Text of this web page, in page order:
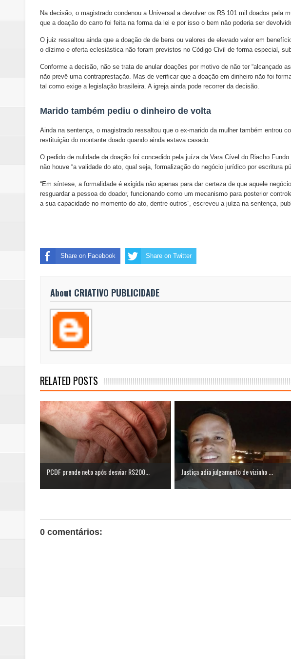
Na decisão, o magistrado condenou a Universal a devolver os R$ 101 mil doados pela
que a doação do carro foi feita na forma da lei e por isso o bem não poderia ser
O juiz ressaltou ainda que a doação de de bens ou valores de elevado valor em
o dízimo e oferta eclesiástica não foram previstos no Código Civil de forma especial,
Conforme a decisão, não se trata de anular doações por motivo de não ter “alcançado
não prevê uma contraprestação. Mas de verificar que a doação em dinheiro não foi
tal como exige a legislação brasileira. A igreja ainda pode recorrer da decisão.
Marido também pediu o dinheiro de volta
Ainda na sentença, o magistrado ressaltou que o ex-marido da mulher também entrou
restituição do montante doado quando ainda estava casado.
O pedido de nulidade da doação foi concedido pela juíza da Vara Cível do Riacho
não houve “a validade do ato, qual seja, formalização do negócio jurídico por escritura
“Em síntese, a formalidade é exigida não apenas para dar certeza de que aquele
resguardar a pessoa do doador, funcionando como um mecanismo para posterior
a sua capacidade no momento do ato, dentre outros”, escreveu a juíza na sentença,
Share on Facebook Share on Twitter
About CRIATIVO PUBLICIDADE
RELATED POSTS
PCDF prende neto após desviar R$200... Justiça adia julgamento de vizinho ...
0 comentários: